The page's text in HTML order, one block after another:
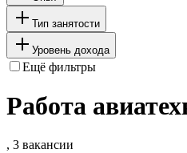
Тип занятости
Уровень дохода
Ещё фильтры
Работа
, 3 вакансии